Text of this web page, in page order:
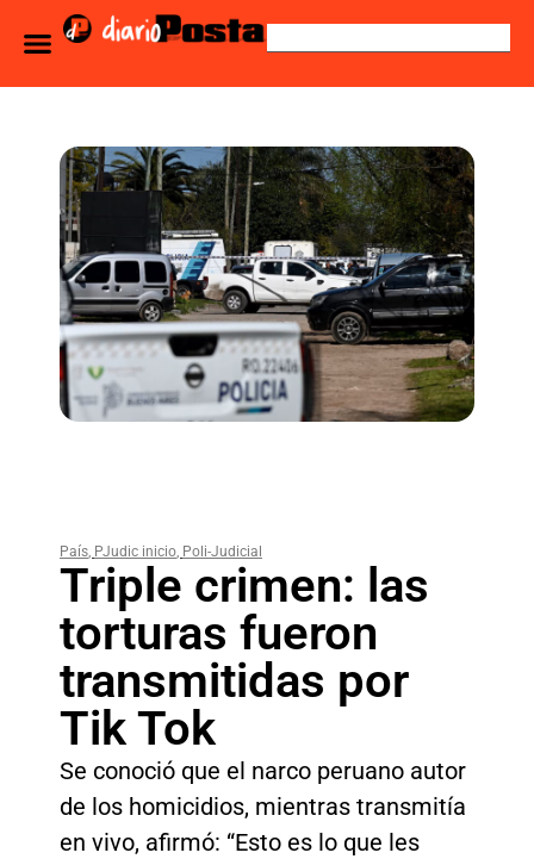
País, PJudic inicio, Poli-Judicial
Triple crimen: las
torturas fueron
transmitidas por
Tik Tok
Se conoció que el narco peruano autor
de los homicidios, mientras transmitía
en vivo, afirmó: “Esto es lo que les